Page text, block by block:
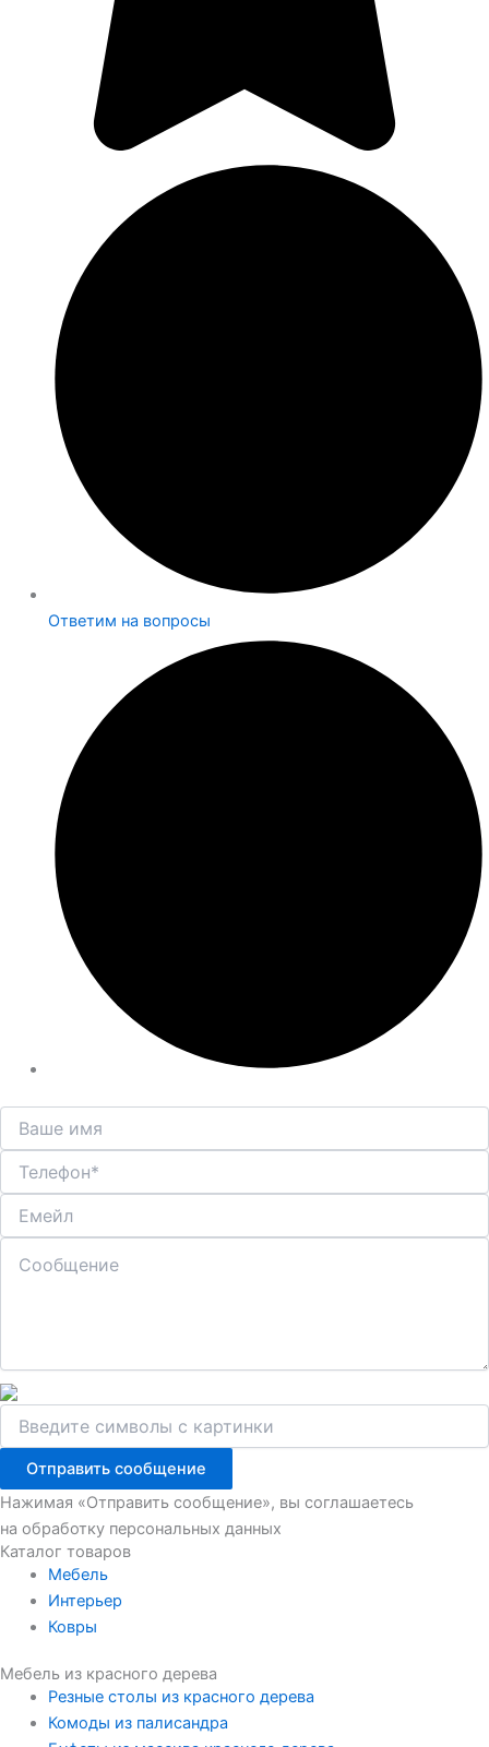
Ответим на вопросы
Отправить сообщение
Нажимая «Отправить сообщение», вы соглашаетесь
на обработку персональных данных
Каталог товаров
Мебель
Интерьер
Ковры
Мебель из красного дерева
Резные столы из красного дерева
Комоды из палисандра